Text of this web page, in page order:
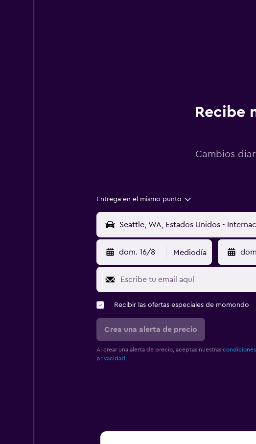
Recibe
Cambios
Entrega en el mismo punto
dom. 16/8 Mediodía
Recibir las ofertas especiales de momondo
Crea una alerta de precio
Al crear una alerta de precio, aceptas nuestras
privacidad.